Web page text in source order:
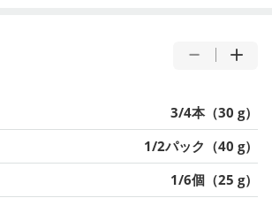
3/4本（30 g）
1/2パック（40 g）
1/6個（25 g）